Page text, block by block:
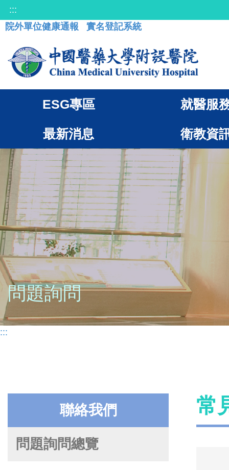
:::
院外單位健康通報
實名登記系統
ESG專區 就醫服
最新消息 衛教資
問題詢問
:::
聯絡我們
問題詢問總覽
常